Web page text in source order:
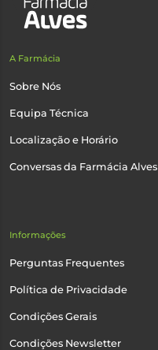
A Farmácia
Sobre Nós
Equipa Técnica
Localização e Horário
Conversas da Farmácia Alves
Informações
Perguntas Frequentes
Política de Privacidade
Condições Gerais
Condições Newsletter